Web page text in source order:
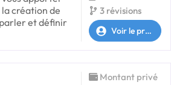
création de
et définir
3 révisions
Voir le profil
Montant privé